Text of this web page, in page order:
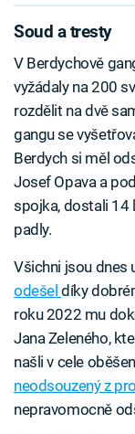
Soud a tresty
V Berdychově
vyžádaly na 200
rozdělit na dvě
gangu se
Berdych si měl
Josef Opava a
spojka, dostali 14
padly.
Všichni jsou dnes
odešeldíky
roku 2022 mu
Jana Zeleného,
našli v cele
neodsouzený z
nepravomocně